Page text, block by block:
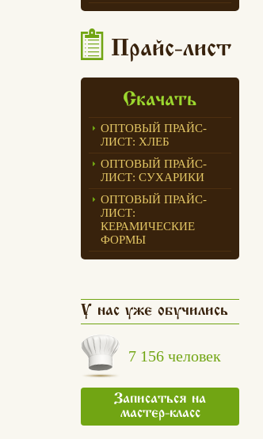
Прайс-лист
Скачать
ОПТОВЫЙ ПРАЙС-
ЛИСТ: ХЛЕБ
ОПТОВЫЙ ПРАЙС-
ЛИСТ: СУХАРИКИ
ОПТОВЫЙ ПРАЙС-
ЛИСТ:
КЕРАМИЧЕСКИЕ
ФОРМЫ
У нас уже обучились
7 156 человек
Записаться на
мастер-класс